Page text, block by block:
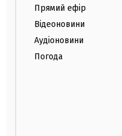
Прямий ефір
Відеоновини
Аудіоновини
Погода